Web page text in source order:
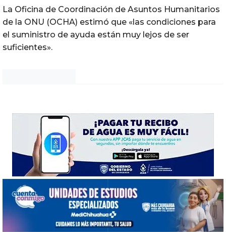
La Oficina de Coordinación de Asuntos Humanitarios
de la ONU (OCHA) estimó que «las condiciones para
el suministro de ayuda están muy lejos de ser
suficientes».